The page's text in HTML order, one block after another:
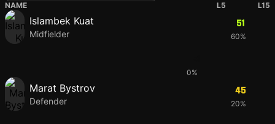
NAME L5 L15
Islambek Kuat
Midfielder
51
60%
0%
Marat Bystrov
Defender
45
20%